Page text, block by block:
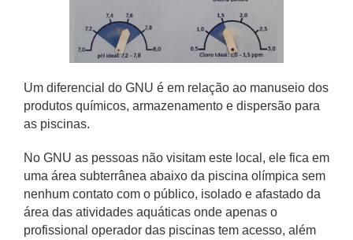
Um diferencial do GNU é em relação ao manuseio dos
produtos químicos, armazenamento e dispersão para
as piscinas.
No GNU as pessoas não visitam este local, ele fica em
uma área subterrânea abaixo da piscina olímpica sem
nenhum contato com o público, isolado e afastado da
área das atividades aquáticas onde apenas o
profissional operador das piscinas tem acesso, além